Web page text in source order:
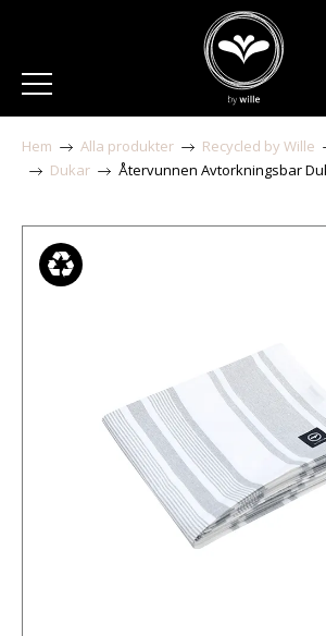
Hem Alla produkter Recycled by Wille
Dukar
Återvunnen Avtorkningsbar